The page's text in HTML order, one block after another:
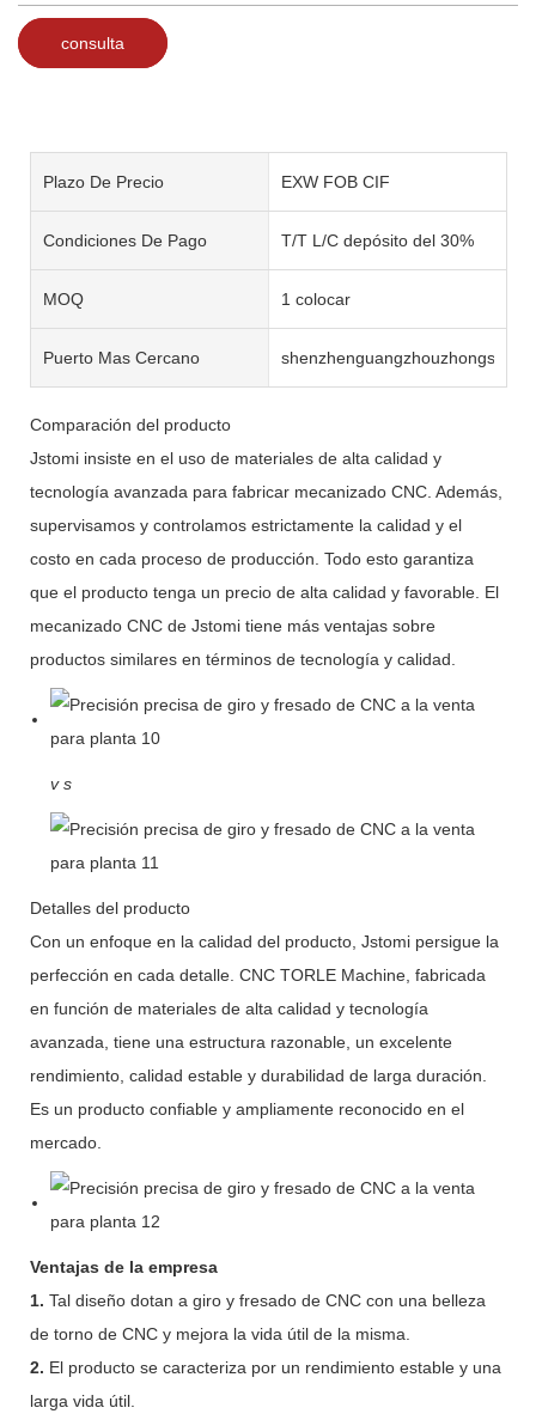
consulta
Plazo De Precio EXW FOB CIF
Condiciones De Pago T/T L/C depósito del 30%
MOQ 1 colocar
Puerto Mas Cercano shenzhenguangzhouzhongshan
Comparación del producto
Jstomi insiste en el uso de materiales de alta calidad y
tecnología avanzada para fabricar mecanizado CNC. Además,
supervisamos y controlamos estrictamente la calidad y el
costo en cada proceso de producción. Todo esto garantiza
que el producto tenga un precio de alta calidad y favorable. El
mecanizado CNC de Jstomi tiene más ventajas sobre
productos similares en términos de tecnología y calidad.
vs
Detalles del producto
Con un enfoque en la calidad del producto, Jstomi persigue la
perfección en cada detalle. CNC TORLE Machine, fabricada
en función de materiales de alta calidad y tecnología
avanzada, tiene una estructura razonable, un excelente
rendimiento, calidad estable y durabilidad de larga duración.
Es un producto confiable y ampliamente reconocido en el
mercado.
Ventajas de la empresa
1. Tal diseño dotan a giro y fresado de CNC con una belleza
de torno de CNC y mejora la vida útil de la misma.
2. El producto se caracteriza por un rendimiento estable y una
larga vida útil.